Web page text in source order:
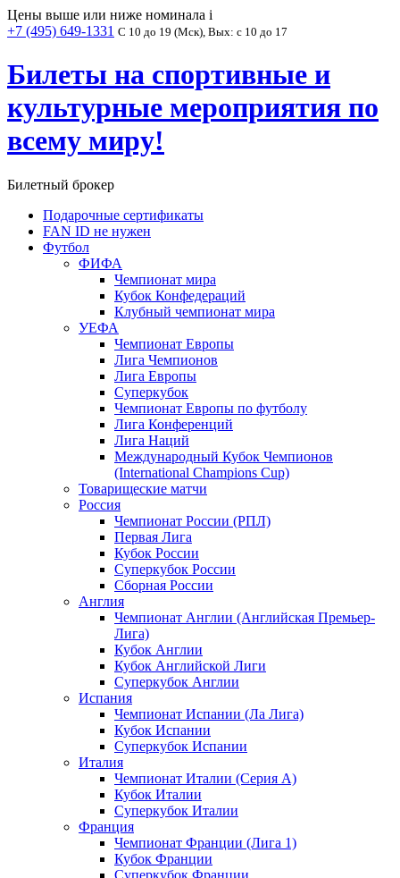
Цены выше или ниже номинала i
+7 (495) 649-1331 С 10 до 19 (Мск), Вых: с 10 до 17
Билеты на спортивные и
культурные мероприятия по
всему миру!
Билетный брокер
Подарочные сертификаты
FAN ID не нужен
Футбол
ФИФА
Чемпионат мира
Кубок Конфедераций
Клубный чемпионат мира
УЕФА
Чемпионат Европы
Лига Чемпионов
Лига Европы
Суперкубок
Чемпионат Европы по футболу
Лига Конференций
Лига Наций
Международный Кубок Чемпионов
(International Champions Cup)
Товарищеские матчи
Россия
Чемпионат России (РПЛ)
Первая Лига
Кубок России
Суперкубок России
Сборная России
Англия
Чемпионат Англии (Английская Премьер-
Лига)
Кубок Англии
Кубок Английской Лиги
Суперкубок Англии
Испания
Чемпионат Испании (Ла Лига)
Кубок Испании
Суперкубок Испании
Италия
Чемпионат Италии (Серия А)
Кубок Италии
Суперкубок Италии
Франция
Чемпионат Франции (Лига 1)
Кубок Франции
Суперкубок Франции